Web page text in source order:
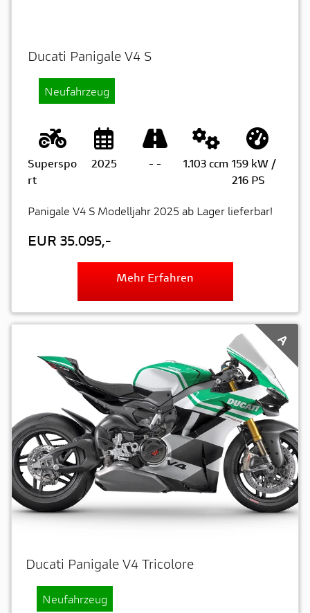
Ducati Panigale V4 S
Neufahrzeug
Superspo
rt
2025 - - 1.103 ccm 159 kW /
216 PS
Panigale V4 S Modelljahr 2025 ab Lager lieferbar!
EUR 35.095,-
Mehr Erfahren
Ducati Panigale V4 Tricolore
Neufahrzeug
A